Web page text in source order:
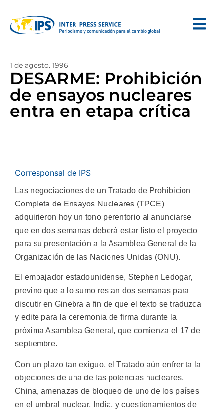
1 de agosto, 1996
DESARME: Prohibición
de ensayos nucleares
entra en etapa crítica
Corresponsal de IPS
Las negociaciones de un Tratado de Prohibición
Completa de Ensayos Nucleares (TPCE)
adquirieron hoy un tono perentorio al anunciarse
que en dos semanas deberá estar listo el proyecto
para su presentación a la Asamblea General de la
Organización de las Naciones Unidas (ONU).
El embajador estadounidense, Stephen Ledogar,
previno que a lo sumo restan dos semanas para
discutir en Ginebra a fin de que el texto se traduzca
y edite para la ceremonia de firma durante la
próxima Asamblea General, que comienza el 17 de
septiembre.
Con un plazo tan exiguo, el Tratado aún enfrenta la
objeciones de una de las potencias nucleares,
China, amenazas de bloqueo de uno de los países
en el umbral nuclear, India, y cuestionamientos de